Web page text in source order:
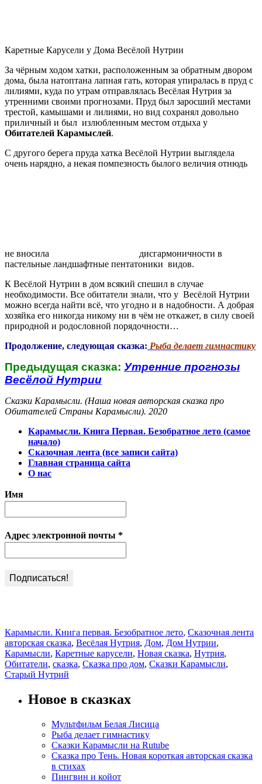
Каретные Карусели у Дома Весёлой Нутрии
За чёрным ходом хатки, расположенным за обратным двором
дома, была натоптана лапная гать, которая упиралась в пруд с
лилиями, куда по утрам отправлялась Весёлая Нутрия за
утренними своими прогнозами. Пруд был заросший местами
трестой, камышами и лилиями, но вид сохранял довольно
приличный и был излюбленным местом отдыха у
Обитателей Карамыслей.
С другого берега пруда хатка Весёлой Нутрии выглядела
очень нарядно, а некая помпезность былого величия отнюдь
не вносила
дисгармоничности в
пастельные ландшафтные пентатоники видов.
К Весёлой Нутрии в дом всякий спешил в случае
необходимости. Все обитатели знали, что у Весёлой Нутрии
можно всегда найти всё, что угодно и в надобности. А добрая
хозяйка его никогда никому ни в чём не откажет, в силу своей
природной и родословной порядочности…
Продолжение, следующая сказка: Рыба делает гимнастику
Предыдущая сказка: Утренние прогнозы
Весёлой Нутрии
Сказки Карамысли. (Наша новая авторская сказка про
Обитателей Страны Карамысли). 2020
Карамысли. Книга Первая. Безобратное лето (самое
начало)
Сказочная лента (все записи сайта)
Главная страница сайта
О нас
Имя
Адрес электронной почты *
by
Глашатай
Сказок
Categories:
Карамысли. Книга первая. Безобратное лето, Сказочная лента
Tags:
авторская сказка, Весёлая Нутрия, Дом, Дом Нутрии,
Карамысли, Каретные карусели, Новая сказка, Нутрия,
Обитатели, сказка, Сказка про дом, Сказки Карамысли,
Старый Нутрий
Новое в сказках
Мультфильм Белая Лисица
Рыба делает гимнастику
Сказки Карамысли на Rutube
Сказка про Тень. Новая короткая авторская сказка
в стихах
Пингвин и койот